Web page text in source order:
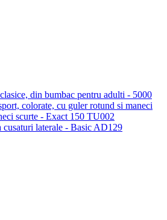
colorate, cu guler rotund si maneci
scurte - Exact 150 TU002
laterale - Basic AD129